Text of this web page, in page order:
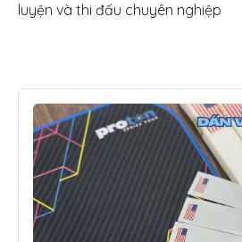
luyện và thi đấu chuyên nghiệp